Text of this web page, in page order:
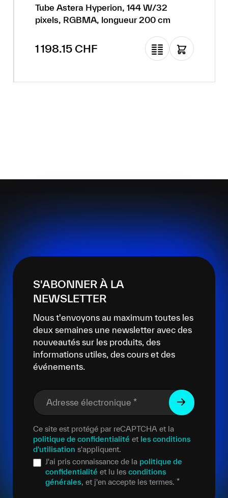
Tube Astera Hyperion, 144 W/32
pixels, RGBMA, longueur 200 cm
Prix régulier :
1 198.15 CHF
S'ABONNER À LA
NEWSLETTER
Nous t'envoyons au maximum toutes les
deux semaines une newsletter avec des
nouveautés sur les produits, des
informations utiles, des cours et des
événements.
Adresse électronique *
Ce site est protégé par reCAPTCHA et la
politique de confidentialité et les conditions
d'utilisation s'appliquent.
J'ai pris connaissance de la politique de
confidentialité et lu les conditions
générales, et j'en accepte les termes. *